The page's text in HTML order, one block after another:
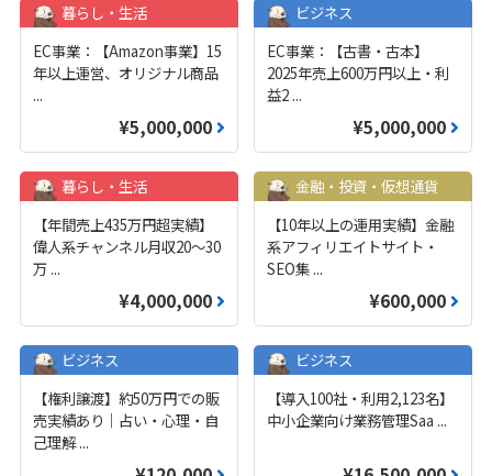
暮らし・生活
EC事業：【Amazon事業】15
年以上運営、オリジナル商品
...
¥5,000,000
ビジネス
EC事業：【古書・古本】
2025年売上600万円以上・利
益2 ...
¥5,000,000
暮らし・生活
【年間売上435万円超実績】
偉人系チャンネル月収20～30
万 ...
¥4,000,000
金融・投資・仮想通貨
【10年以上の運用実績】金融
系アフィリエイトサイト・
SEO集 ...
¥600,000
ビジネス
【権利譲渡】約50万円での販
売実績あり｜占い・心理・自
己理解...
ビジネス
【導入100社・利用2,123名】
中小企業向け業務管理Saa ...